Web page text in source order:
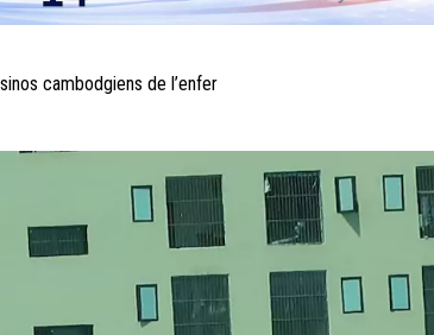
cambodgiens de l’enfer